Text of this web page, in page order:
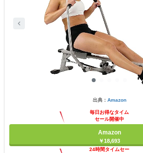
出典： Amazon
毎日お得なタイム
セール開催中
Amazon
￥18,693
24時間タイムセー